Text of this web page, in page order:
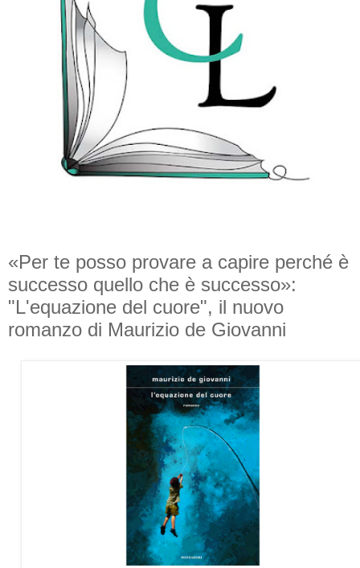
«Per te posso provare a capire perché è
successo quello che è successo»:
"L'equazione del cuore", il nuovo
romanzo di Maurizio de Giovanni